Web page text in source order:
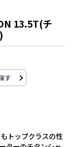
13.5T(チ
す
トップクラスの性